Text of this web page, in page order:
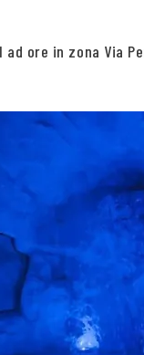
ore in zona Via